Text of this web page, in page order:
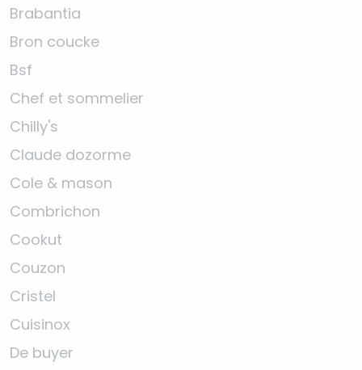
Brabantia
Bron coucke
Bsf
Chef et sommelier
Chilly's
Claude dozorme
Cole & mason
Combrichon
Cookut
Couzon
Cristel
Cuisinox
De buyer